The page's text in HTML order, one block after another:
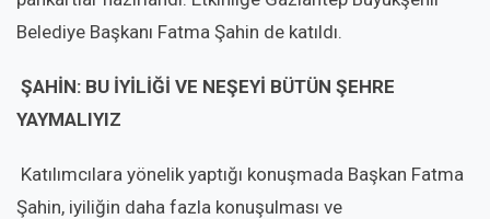
Belediye Başkanı Fatma Şahin de katıldı.
ŞAHİN: BU İYİLİĞİ VE NEŞEYİ BÜTÜN ŞEHRE
YAYMALIYIZ
Katılımcılara yönelik yaptığı konuşmada Başkan Fatma
Şahin, iyiliğin daha fazla konuşulması ve